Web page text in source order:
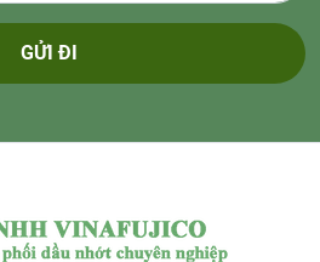
GỬI ĐI